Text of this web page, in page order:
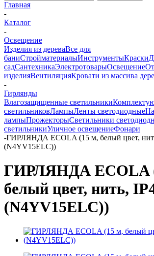
Главная
-
Каталог
-
Освещение
Изделия из дереваВсе для
баниСтройматериалыИнструментыКраски
садСантехникаЭлектротоварыОсвещение
изделияВентиляцияКровати из массива
-
Гирлянды
Влагозащищенные светильники
светильниковЛампыЛенты светодиодные
лампыПрожекторыСветильники
светильникиУличное освещениеФонари
-ГИРЛЯНДА ECOLA (15 м, белый цвет,
(N4YV15ELC))
ГИРЛЯНДА ECOLA
белый цвет, нить,
(N4YV15ELC))